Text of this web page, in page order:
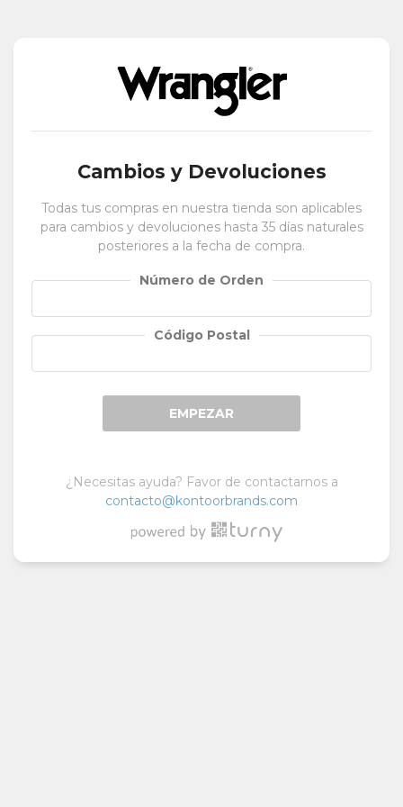
Cambios y Devoluciones
Todas tus compras en nuestra tienda son aplicables
para cambios y devoluciones hasta 35 días naturales
posteriores a la fecha de compra.
Número de Orden
Código Postal
EMPEZAR
¿Necesitas ayuda? Favor de contactarnos a
contacto@kontoorbrands.com